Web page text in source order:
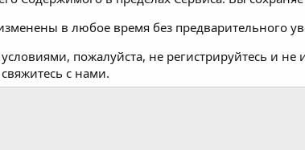
в любое время без предварительного
пожалуйста, не регистрируйтесь и не
с нами.